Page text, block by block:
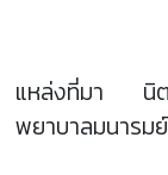
แหล่งที่มา นิต
พยาบาลมนารมย์